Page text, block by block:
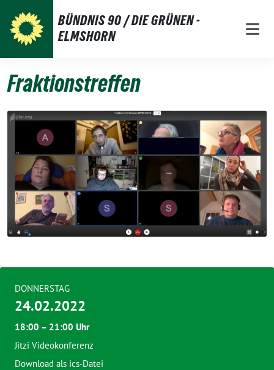
zum
Inhalt
BÜNDNIS 90 / DIE GRÜNEN -
ELMSHORN
Fraktionstreffen
DONNERSTAG
24.02.2022
18:00 – 21:00 Uhr
Jitzi Videokonferenz
Download als ics-Datei